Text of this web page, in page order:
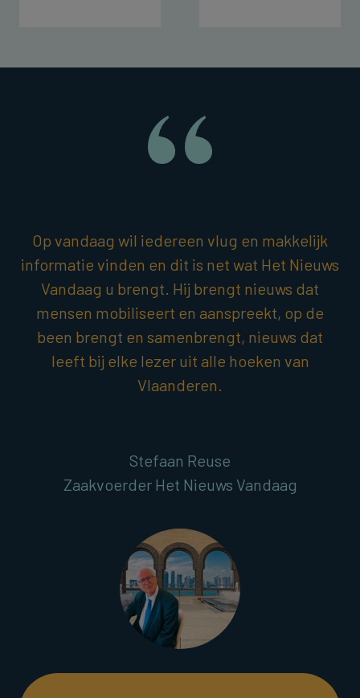
Op vandaag wil iedereen vlug en makkelijk
informatie vinden en dit is net wat Het Nieuws
Vandaag u brengt. Hij brengt nieuws dat
mensen mobiliseert en aanspreekt, op de
been brengt en samenbrengt, nieuws dat
leeft bij elke lezer uit alle hoeken van
Vlaanderen.
Stefaan Reuse
Zaakvoerder Het Nieuws Vandaag